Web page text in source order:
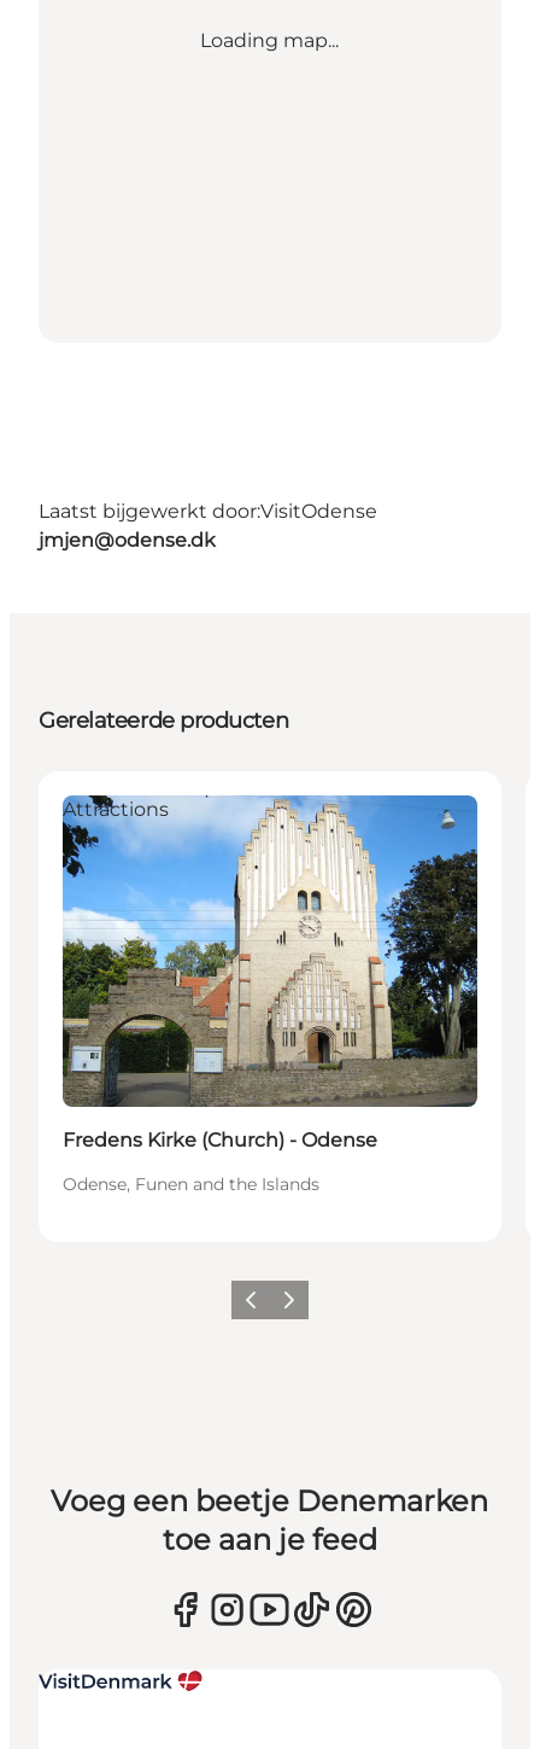
Loading map...
Laatst bijgewerkt door:VisitOdense
jmjen@odense.dk
Gerelateerde producten
Attractions
Fredens Kirke (Church) - Odense
Odense, Funen and the Islands
Vorige Volgende
Voeg een beetje Denemarken
toe aan je feed